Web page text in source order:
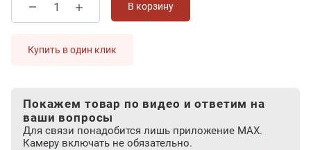
В корзину
Купить в один клик
Покажем товар по видео и ответим на
ваши вопросы
Для связи понадобится лишь приложение MAX.
Камеру включать не обязательно.